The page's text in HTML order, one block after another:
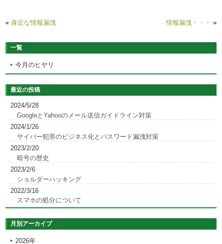
«身近な情報漏洩 情報漏洩・・・ »
一覧
今月のヒヤリ
最近の投稿
2024/5/28
GoogleとYahooのメール送信ガイドライン対策
2024/1/26
サイバー犯罪のビジネス化とパスワード漏洩対策
2023/2/20
暗号の歴史
2023/2/6
ショルダーハッキング
2022/3/16
スマホの処分について
月別アーカイブ
2026年